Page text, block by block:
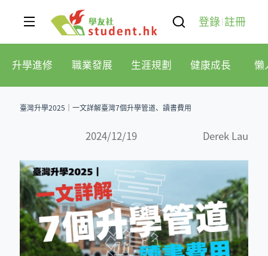
登錄 註冊
升學進修 職業發展 生涯規劃 健康成長 懶
臺灣升學2025｜一文詳解臺灣7個升學管道、讀書費用
2024/12/19 Derek Lau